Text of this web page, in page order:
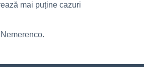
mai puține cazuri